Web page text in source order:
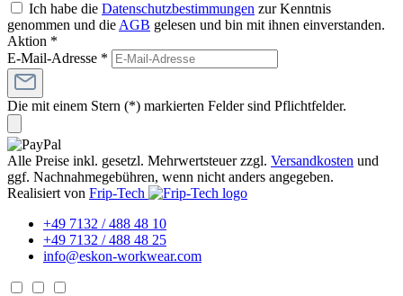
Ich habe die Datenschutzbestimmungen zur Kenntnis
genommen und die AGB gelesen und bin mit ihnen einverstanden.
Aktion *
E-Mail-Adresse *
Die mit einem Stern (*) markierten Felder sind Pflichtfelder.
Alle Preise inkl. gesetzl. Mehrwertsteuer zzgl. Versandkosten und
ggf. Nachnahmegebühren, wenn nicht anders angegeben.
Realisiert von Frip-Tech
+49 7132 / 488 48 10
+49 7132 / 488 48 25
info@eskon-workwear.com